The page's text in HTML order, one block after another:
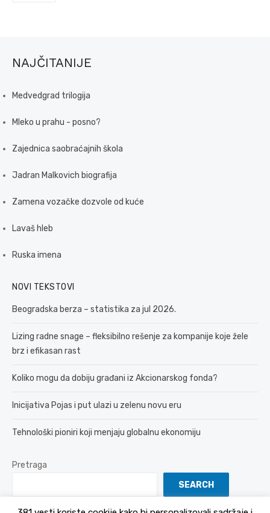
NAJČITANIJE
Medvedgrad trilogija
Mleko u prahu - posno?
Zajednica saobraćajnih škola
Jadran Malkovich biografija
Zamena vozačke dozvole od kuće
Lavaš hleb
Ruska imena
NOVI TEKSTOVI
Beogradska berza – statistika za jul 2026.
Lizing radne snage – fleksibilno rešenje za kompanije koje žele
brz i efikasan rast
Koliko mogu da dobiju građani iz Akcionarskog fonda?
Inicijativa Pojas i put ulazi u zelenu novu eru
Tehnološki pioniri koji menjaju globalnu ekonomiju
Pretraga
SEARCH